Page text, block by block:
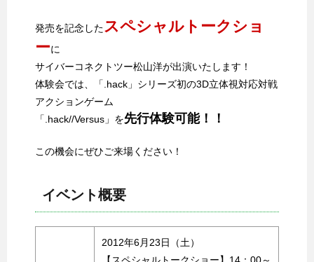
発売を記念したスペシャルトークショ
ーに
サイバーコネクトツー松山洋が出演いたします！
体験会では、「.hack」シリーズ初の3D立体視対応対戦
アクションゲーム
「.hack//Versus」を先行体験可能！！
この機会にぜひご来場ください！
イベント概要
2012年6月23日（土）